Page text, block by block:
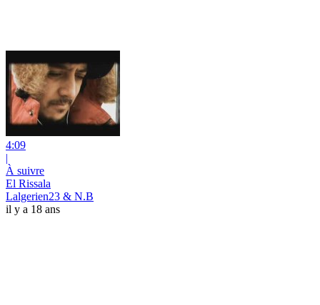
4:09
|
À suivre
El Rissala
Lalgerien23 & N.B
il y a 18 ans